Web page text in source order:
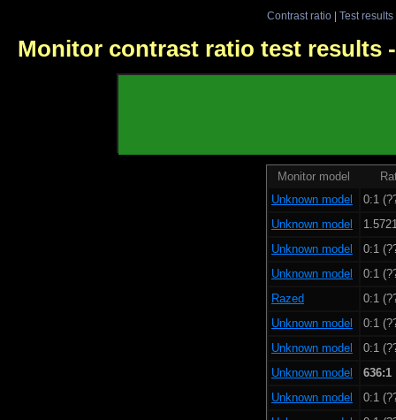
Contrast ratio| Test results
Monitor contrast ratio test results
Monitor model
Unknown model
0:1
Unknown model
Unknown model
0:1
Unknown model
0:1
Razed
0:1
Unknown model
0:1
Unknown model
0:1
Unknown model
636:1
Unknown model
0:1